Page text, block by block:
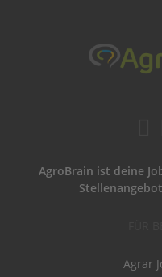
AgroBrain ist deine
Agrar